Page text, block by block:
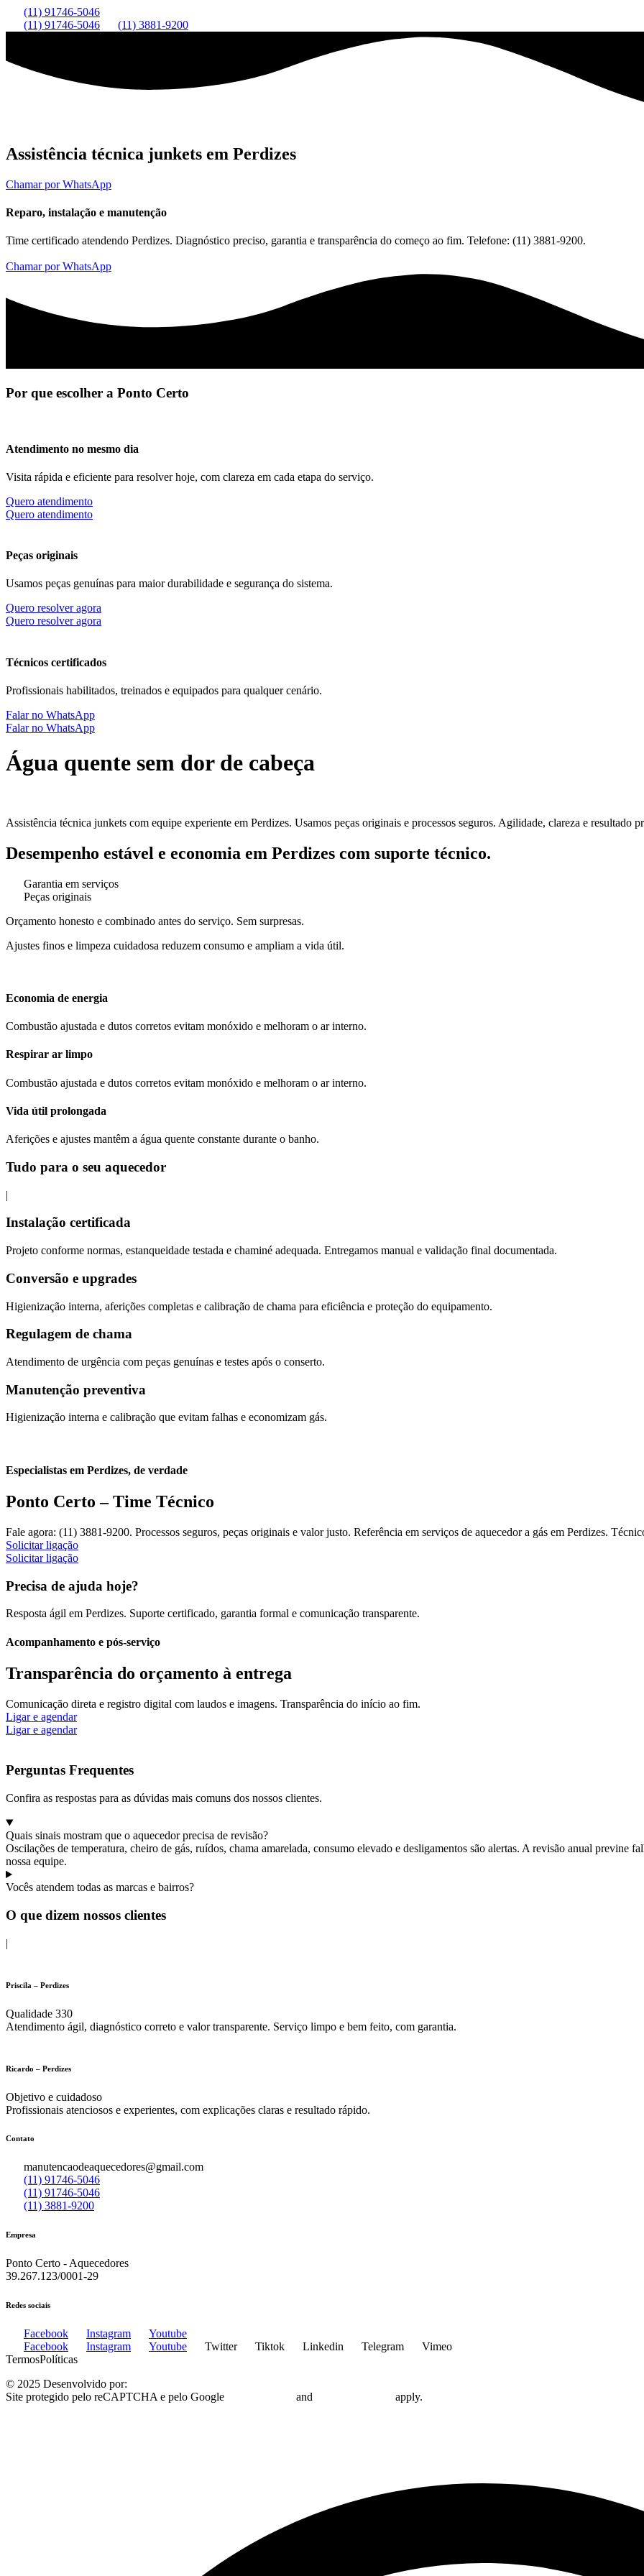
(11) 91746-5046
(11) 91746-5046
(11) 3881-9200
Assistência técnica junkets em Perdizes
Chamar por WhatsApp
Reparo, instalação e manutenção
Time certificado atendendo Perdizes. Diagnóstico preciso, garantia e transparência do começo ao fim. Telefone: (11) 3881-9200.
Chamar por WhatsApp
Por que escolher a Ponto Certo
Atendimento no mesmo dia
Visita rápida e eficiente para resolver hoje, com clareza em cada etapa do serviço.
Quero atendimento
Quero atendimento
Peças originais
Usamos peças genuínas para maior durabilidade e segurança do sistema.
Quero resolver agora
Quero resolver agora
Técnicos certificados
Profissionais habilitados, treinados e equipados para qualquer cenário.
Falar no WhatsApp
Falar no WhatsApp
Água quente sem dor de cabeça
Assistência técnica junkets com equipe experiente em Perdizes. Usamos peças originais e processos seguros. Agilidade, clareza e resultado
Desempenho estável e economia em Perdizes com suporte técnico.
Garantia em serviços
Peças originais
Orçamento honesto e combinado antes do serviço. Sem surpresas.
Ajustes finos e limpeza cuidadosa reduzem consumo e ampliam a vida útil.
Economia de energia
Combustão ajustada e dutos corretos evitam monóxido e melhoram o ar interno.
Respirar ar limpo
Combustão ajustada e dutos corretos evitam monóxido e melhoram o ar interno.
Vida útil prolongada
Aferições e ajustes mantêm a água quente constante durante o banho.
Tudo para o seu aquecedor
|
Instalação certificada
Projeto conforme normas, estanqueidade testada e chaminé adequada. Entregamos manual e validação final documentada.
Conversão e upgrades
Higienização interna, aferições completas e calibração de chama para eficiência e proteção do equipamento.
Regulagem de chama
Atendimento de urgência com peças genuínas e testes após o conserto.
Manutenção preventiva
Higienização interna e calibração que evitam falhas e economizam gás.
Especialistas em Perdizes, de verdade
Ponto Certo – Time Técnico
Fale agora: (11) 3881-9200. Processos seguros, peças originais e valor justo. Referência em serviços de aquecedor a gás em Perdizes.
Solicitar ligação
Solicitar ligação
Precisa de ajuda hoje?
Resposta ágil em Perdizes. Suporte certificado, garantia formal e comunicação transparente.
Acompanhamento e pós-serviço
Transparência do orçamento à entrega
Comunicação direta e registro digital com laudos e imagens. Transparência do início ao fim.
Ligar e agendar
Ligar e agendar
Perguntas Frequentes
Confira as respostas para as dúvidas mais comuns dos nossos clientes.
Quais sinais mostram que o aquecedor precisa de revisão?
Oscilações de temperatura, cheiro de gás, ruídos, chama amarelada, consumo elevado e desligamentos são alertas. A revisão anual previne
nossa equipe.
Vocês atendem todas as marcas e bairros?
O que dizem nossos clientes
|
Priscila – Perdizes
Qualidade 330
Atendimento ágil, diagnóstico correto e valor transparente. Serviço limpo e bem feito, com garantia.
Ricardo – Perdizes
Objetivo e cuidadoso
Profissionais atenciosos e experientes, com explicações claras e resultado rápido.
Contato
manutencaodeaquecedores@gmail.com
(11) 91746-5046
(11) 91746-5046
(11) 3881-9200
Empresa
Ponto Certo - Aquecedores
39.267.123/0001-29
Redes sociais
Facebook Instagram
Youtube
Facebook
Instagram Youtube Twitter Tiktok Linkedin Telegram
Vimeo
TermosPolíticas
© 2025 Desenvolvido por:
Site protegido pelo reCAPTCHA e pelo Google
and apply.